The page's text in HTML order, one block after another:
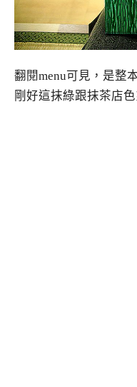
翻閱menu可見，是整
剛好這抹綠跟抹茶店色